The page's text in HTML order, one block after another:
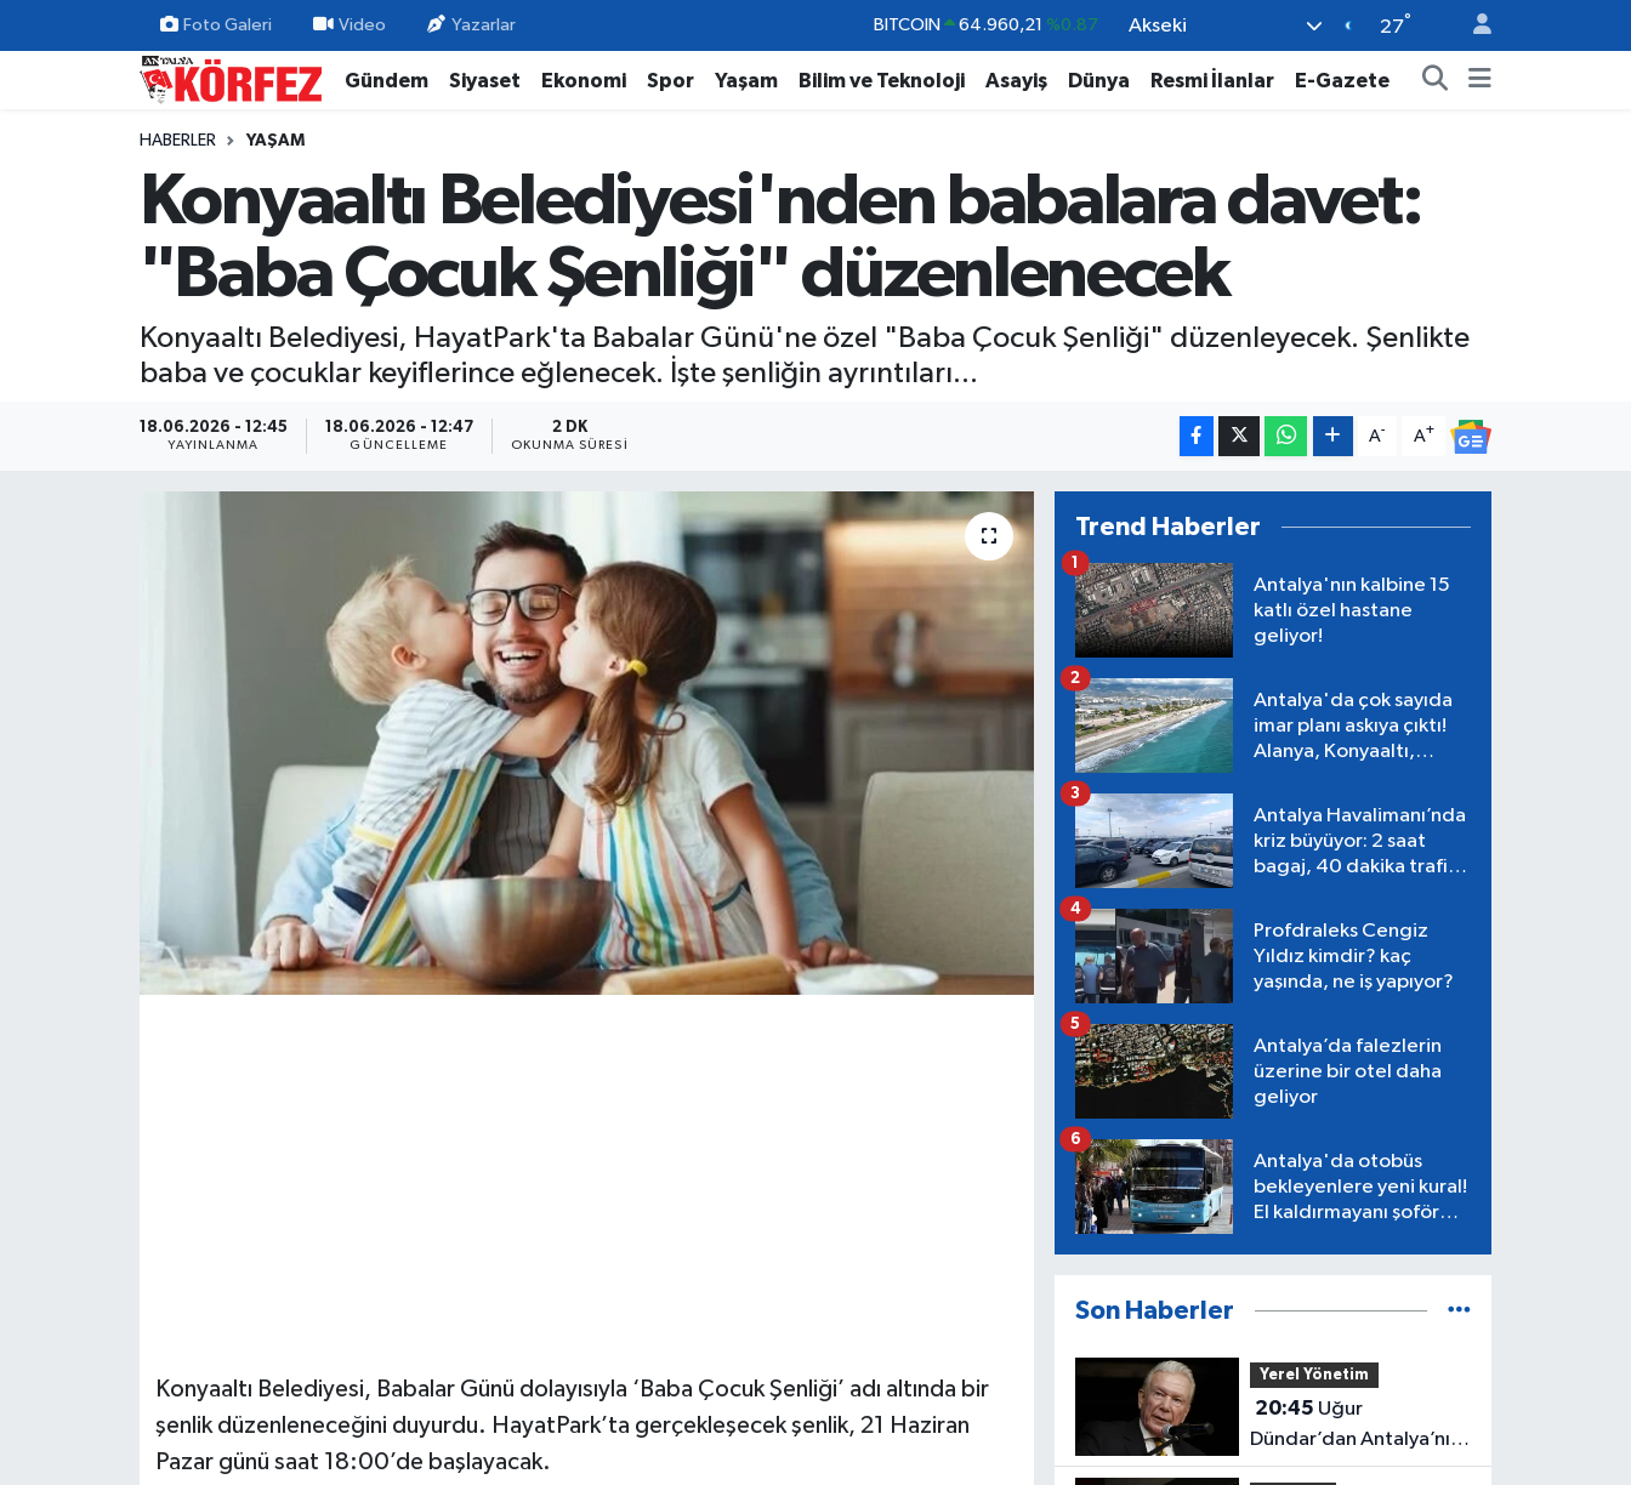
Foto Galeri Video Yazarlar DOLAR 47,7436 %0.18
EURO 55,2510 %0.32
BİST100 13.779 %-14
BITCOIN 64.960,21
Akseki 27°
Gündem Siyaset Ekonomi Spor Yaşam Bilim ve Teknoloji Asayiş Dünya Resmi İlanlar E-Gazete
HABERLER YAŞAM
Konyaaltı Belediyesi'nden babalara davet:
"Baba Çocuk Şenliği" düzenlenecek
Konyaaltı Belediyesi, HayatPark'ta Babalar Günü'ne özel "Baba Çocuk Şenliği" düzenleyecek. Şenlikte
baba ve çocuklar keyiflerince eğlenecek. İşte şenliğin ayrıntıları...
18.06.2026 - 12:45
YAYINLANMA
18.06.2026 - 12:47
GÜNCELLEME
2 DK
OKUNMA SÜRESI
A- A+
Konyaaltı Belediyesi, Babalar Günü dolayısıyla ‘Baba Çocuk Şenliği’ adı altında bir
şenlik düzenleneceğini duyurdu. HayatPark’ta gerçekleşecek şenlik, 21 Haziran
Pazar günü saat 18:00’de başlayacak.
Trend Haberler
Antalya'nın kalbine 15
katlı özel hastane
geliyor!
1
Antalya'da çok sayıda
imar planı askıya çıktı!
Alanya, Konyaaltı,
2
Antalya Havalimanı’nda
kriz büyüyor: 2 saat
bagaj, 40 dakika trafik,
3
Profdraleks Cengiz
Yıldız kimdir? kaç
yaşında, ne iş yapıyor?
4
Antalya’da falezlerin
üzerine bir otel daha
geliyor
5
Antalya'da otobüs
bekleyenlere yeni kural!
El kaldırmayanı şoför
6
Son Haberler
Yerel Yönetim
20:45
Dündar’dan Antalya’nın
“Efsane Başkanı”
Gündem
Yerel Yönetim
Sivil Toplum
Nöbetçi Eczaneler
Trafik Durumu
Süper Lig Puan Durumu ve Fikstür
Tüm Manşetler